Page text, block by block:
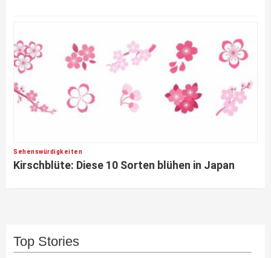
Sehenswürdigkeiten
Kirschblüte: Diese 10 Sorten blühen in Japan
Top Stories